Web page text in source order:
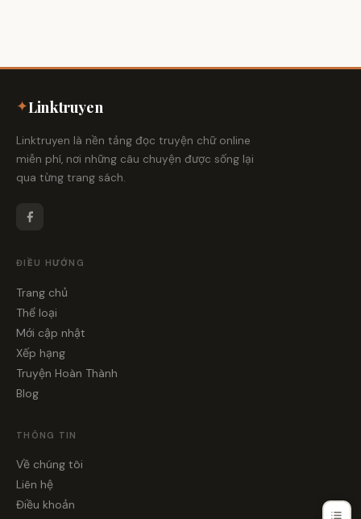
✦Linktruyen
Linktruyen là nền tảng đọc truyện chữ online
miễn phí, nơi những câu chuyện được sống lại
qua từng trang sách.
ĐIỀU HƯỚNG
Trang chủ
Thể loại
Mới cập nhật
Xếp hạng
Truyện Hoàn Thành
Blog
THÔNG TIN
Về chúng tôi
Liên hệ
Điều khoản